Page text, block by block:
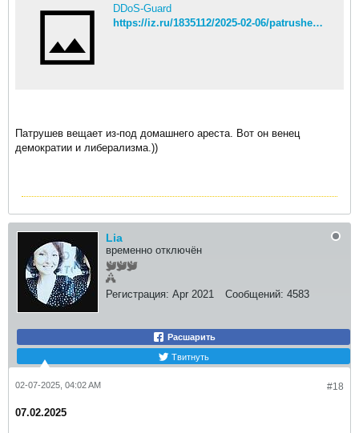
DDoS-Guard
https://iz.ru/1835112/2025-02-06/patrushev-zaiavil-o-popytke-nato-paralizovat-rabotu-rossiiskikh-portov-na-baltike
Патрушев вещает из-под домашнего ареста. Вот он венец
демократии и либерализма.))
Lia
временно отключён
Регистрация: Apr 2021 Сообщений: 4583
Расшарить
Твитнуть
#18
02-07-2025, 04:02 AM
07.02.2025